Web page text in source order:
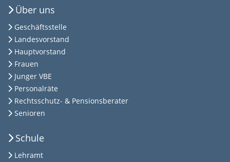
Über uns
Geschäftsstelle
Landesvorstand
Hauptvorstand
Frauen
Junger VBE
Personalräte
Rechtsschutz- & Pensionsberater
Senioren
Schule
Lehramt